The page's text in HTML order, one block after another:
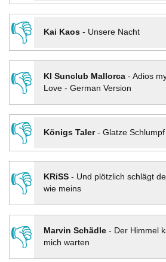
👎
Kai Kaos- Unsere Nacht
👎
KI Sunclub Mallorca- Adios
Love - German Version
👎
Königs Taler- Glatze Schlumpf
👎
KRiSS- Und plötzlich schlägt
wie meins
👎 Marvin Schädle- Der Himmel
mich warten